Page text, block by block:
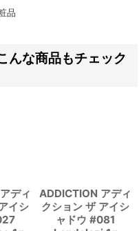
品
んな商品もチェック
ディ
イシ
ADDICTION アディ
クション ザ アイシ
ャドウ #081